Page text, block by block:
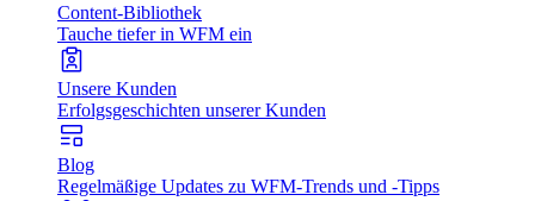
Content-Bibliothek
Tauche tiefer in WFM ein
Unsere Kunden
Erfolgsgeschichten unserer Kunden
Blog
Regelmäßige Updates zu WFM-Trends und -Tipps